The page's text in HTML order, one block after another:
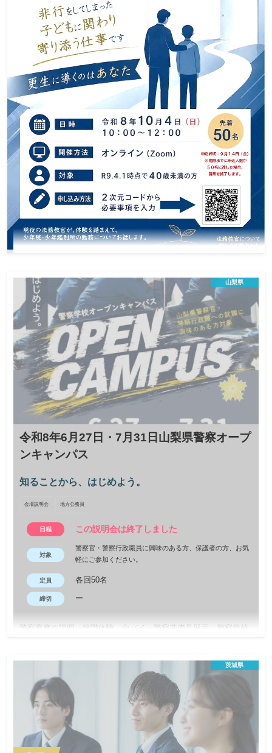
非行少年に関わる仕事に興味はありませんか？少年院・
少年鑑別所で働く法務教官による説明会を開催します！
オンライン説明会 国家公務員
日程 2026年10月4日（日）10:00～12:00
対象 令和９年４月１日時点で４０歳未満の方
定員 定員５０名
締切
2026年9月11日（金）までにチラシの二次元コード
山梨県
令和8年6月27日・7月31日山梨県警察オープ
ンキャンパス
知ることから、はじめよう。
会場説明会 地方公務員
日程 この説明会は終了しました
対象
警察官・警察行政職員に興味のある方、保護者の方、お気
軽にご参加ください。
定員 各回50名
締切 ー
警察業務の説明、鑑識体験、白バイ・警察装備品展示、警察学校
茨城県